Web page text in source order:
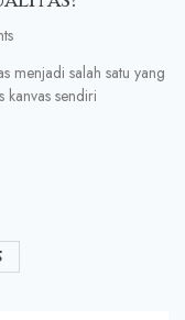
menjadi salah satu yang
kanvas sendiri